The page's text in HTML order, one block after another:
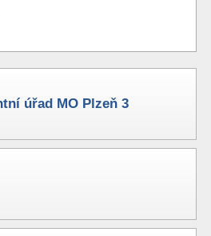
úřad MO Plzeň 3